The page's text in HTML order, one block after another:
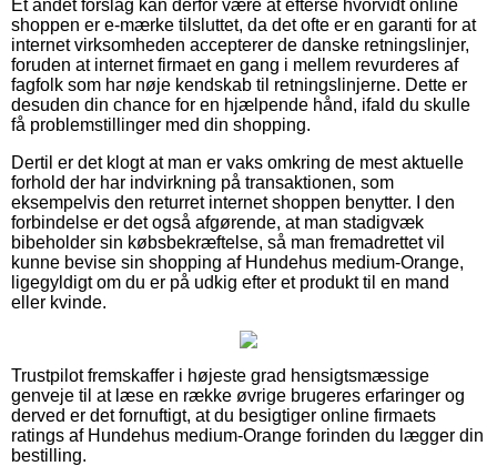
Et andet forslag kan derfor være at efterse hvorvidt online
shoppen er e-mærke tilsluttet, da det ofte er en garanti for at
internet virksomheden accepterer de danske retningslinjer,
foruden at internet firmaet en gang i mellem revurderes af
fagfolk som har nøje kendskab til retningslinjerne. Dette er
desuden din chance for en hjælpende hånd, ifald du skulle
få problemstillinger med din shopping.
Dertil er det klogt at man er vaks omkring de mest aktuelle
forhold der har indvirkning på transaktionen, som
eksempelvis den returret internet shoppen benytter. I den
forbindelse er det også afgørende, at man stadigvæk
bibeholder sin købsbekræftelse, så man fremadrettet vil
kunne bevise sin shopping af Hundehus medium-Orange,
ligegyldigt om du er på udkig efter et produkt til en mand
eller kvinde.
Trustpilot fremskaffer i højeste grad hensigtsmæssige
genveje til at læse en række øvrige brugeres erfaringer og
derved er det fornuftigt, at du besigtiger online firmaets
ratings af Hundehus medium-Orange forinden du lægger din
bestilling.